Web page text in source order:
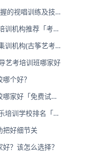
的视唱训练及技
训机构推荐「考前
训机构(古筝艺考
艺考培训班哪家好
个好？
哪家好「免费试
培训学校排名「已
把好细节关
？该怎么选择？